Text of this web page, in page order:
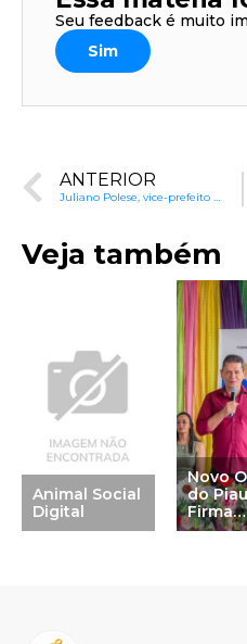
Seu feedback é muito
Sim
ANTERIOR
Veja também
Animal Social
Digital
Novo
do
Firma